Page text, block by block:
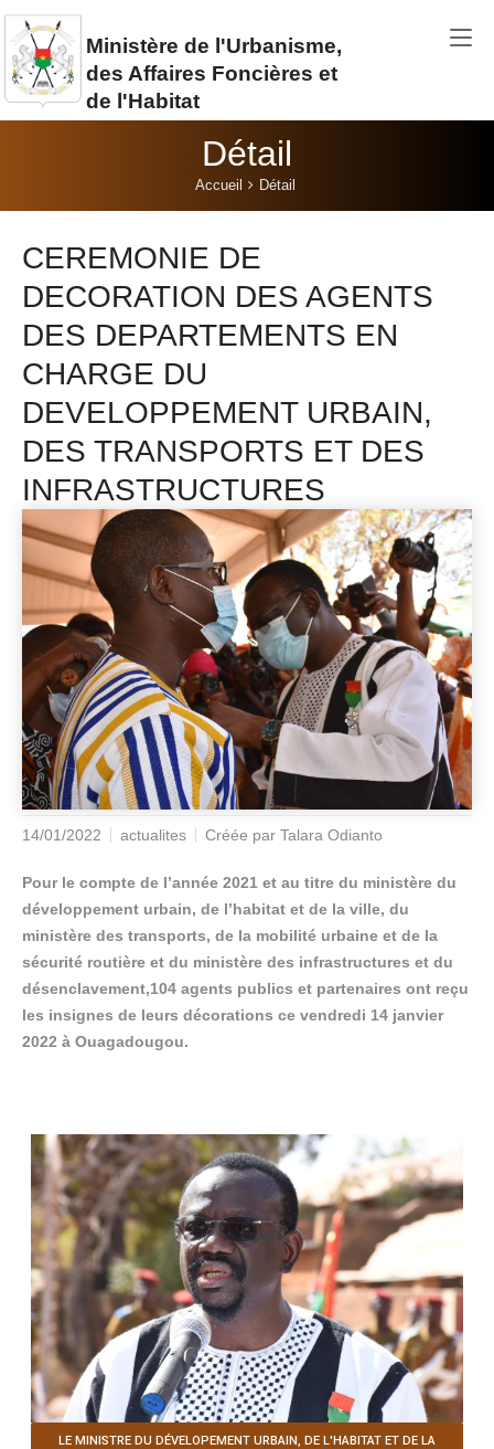
Aller au contenu principal
Ministère de l'Urbanisme,
des Affaires Foncières et
de l'Habitat
Détail
Accueil Détail
CEREMONIE DE
DECORATION DES AGENTS
DES DEPARTEMENTS EN
CHARGE DU
DEVELOPPEMENT URBAIN,
DES TRANSPORTS ET DES
INFRASTRUCTURES
14/01/2022 actualites Créée par Talara Odianto
Pour le compte de l’année 2021 et au titre du ministère du
développement urbain, de l’habitat et de la ville, du
ministère des transports, de la mobilité urbaine et de la
sécurité routière et du ministère des infrastructures et du
désenclavement,104 agents publics et partenaires ont reçu
les insignes de leurs décorations ce vendredi 14 janvier
2022 à Ouagadougou.
LE MINISTRE DU DÉVELOPEMENT URBAIN, DE L'HABITAT ET DE LA